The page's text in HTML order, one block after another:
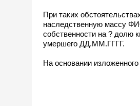
При таких
наследственную массу
собственности на ? долю
умершего ДД.ММ.ГГГГ.
На основании изложенного